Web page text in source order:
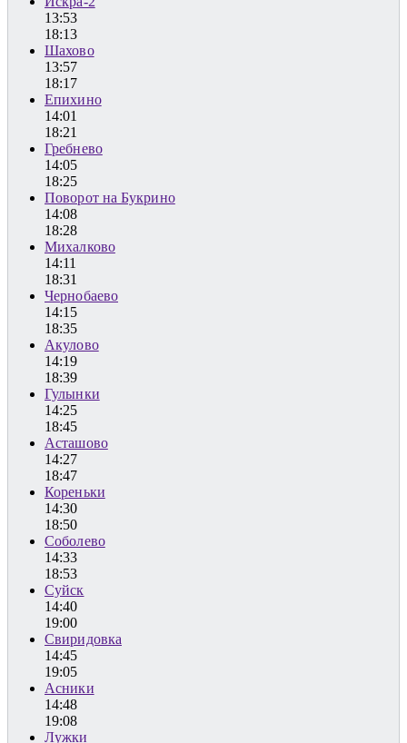
13:53
18:13
Шахово
13:57
18:17
Епихино
14:01
18:21
Гребнево
14:05
18:25
Поворот на Букрино
14:08
18:28
Михалково
14:11
18:31
Чернобаево
14:15
18:35
Акулово
14:19
18:39
Гулынки
14:25
18:45
Асташово
14:27
18:47
Кореньки
14:30
18:50
Соболево
14:33
18:53
Суйск
14:40
19:00
Свиридовка
14:45
19:05
Асники
14:48
19:08
Лужки